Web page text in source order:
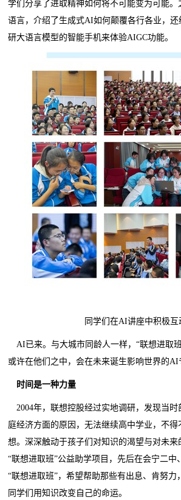
学们分享了进取精神如何将不可能变为可能。
语言，介绍了生成式AI如何颠覆各行各业，还
研大语言模型的智能手机来体验AIGC功能。
同学们在AI讲座中积极互
AI已来。与大城市同龄人一样，“联想进取
或许在他们之中，会在未来诞生影响世界的AI
时间是一种力量
2004年，联想控股经过实地调研，发现当
庭经济方面的原因，无法继续高中学业，不
想。深深触动于孩子们对知识的渴望与对未
“联想进取班”公益助学项目，先后在会宁二中
“联想进取班”，希望帮助那些有出息、肯努力
同学们用知识改变自己的命运。